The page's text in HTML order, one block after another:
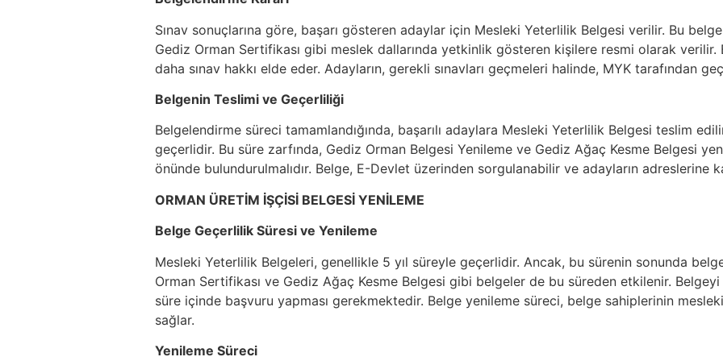
Sınav sonuçlarına göre, başarı gösteren adaylar için Mesleki Yeterlilik Belgesi verilir. Bu
Gediz Orman Sertifikası gibi meslek dallarında yetkinlik gösteren kişilere resmi olarak verilir.
daha sınav hakkı elde eder. Adayların, gerekli sınavları geçmeleri halinde, MYK tarafından
Belgenin Teslimi ve Geçerliliği
Belgelendirme süreci tamamlandığında, başarılı adaylara Mesleki Yeterlilik Belgesi teslim
geçerlidir. Bu süre zarfında, Gediz Orman Belgesi Yenileme ve Gediz Ağaç Kesme Belgesi
önünde bulundurulmalıdır. Belge, E-Devlet üzerinden sorgulanabilir ve adayların adreslerine
ORMAN ÜRETİM İŞÇİSİ BELGESİ YENİLEME
Belge Geçerlilik Süresi ve Yenileme
Mesleki Yeterlilik Belgeleri, genellikle 5 yıl süreyle geçerlidir. Ancak, bu sürenin sonunda
Orman Sertifikası ve Gediz Ağaç Kesme Belgesi gibi belgeler de bu süreden etkilenir.
süre içinde başvuru yapması gerekmektedir. Belge yenileme süreci, belge sahiplerinin
sağlar.
Yenileme Süreci